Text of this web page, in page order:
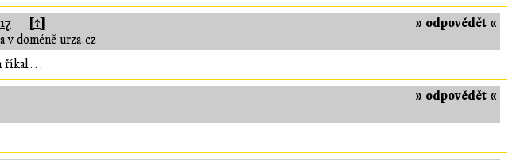
» odpovědět «
[↑]
v doméně urza.cz
říkal…
» odpovědět «